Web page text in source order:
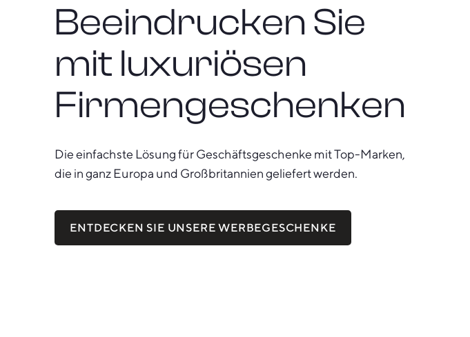
Beeindrucken Sie
mit luxuriösen
Firmengeschenken
Die einfachste Lösung für Geschäftsgeschenke mit Top-Marken,
die in ganz Europa und Großbritannien geliefert werden.
ENTDECKEN SIE UNSERE WERBEGESCHENKE